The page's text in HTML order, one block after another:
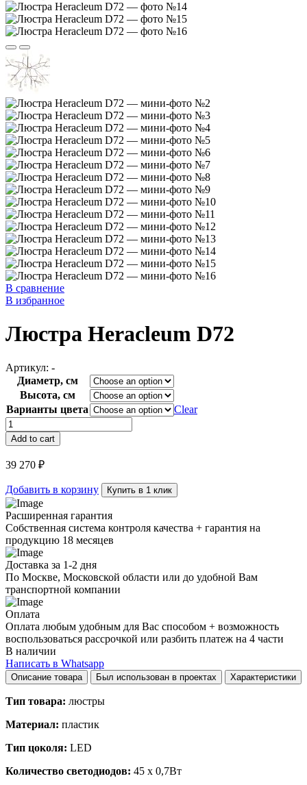
В сравнение
В избранное
Люстра Heracleum D72
Артикул: -
Диаметр, см
Высота, см
Варианты цвета
Clear
Люстра
Heracleum
D72
quantity
Add to cart
39 270 ₽
Добавить в корзину Купить в 1 клик
Расширенная гарантия
Собственная система контроля качества + гарантия на
продукцию 18 месяцев
Доставка за 1-2 дня
По Москве, Московской области или до удобной Вам
транспортной компании
Оплата
Оплата любым удобным для Вас способом + возможность
воспользоваться рассрочкой или разбить платеж на 4 части
В наличии
Написать в Whatsapp
Описание товара Был использован в проектах Характеристики
Тип товара: люстры
Материал: пластик
Тип цоколя: LED
Количество светодиодов: 45 х 0,7Вт